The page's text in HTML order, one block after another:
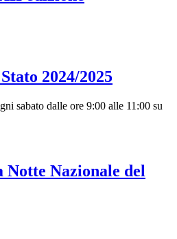
2024/2025
sabato dalle ore 9:00 alle 11:00 su
Nazionale del